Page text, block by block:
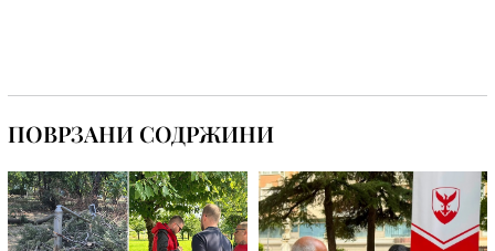
ПОВРЗАНИ СОДРЖИНИ